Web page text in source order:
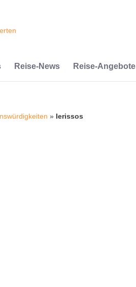
Reise-News Reise-Angebote
» Ierissos